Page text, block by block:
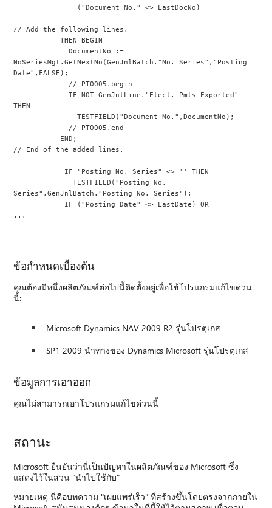
               ("Document No." <> LastDocNo)
// Add the following lines.
           THEN BEGIN
             DocumentNo :=
NoSeriesMgt.GetNextNo(GenJnlBatch."No. Series","Posting
Date",FALSE);
             // PT0005.begin
THEN
               TESTFIELD("Document No.",DocumentNo);
             // PT0005.end
           END;
// End of the added lines.
            IF "Posting No. Series" <> '' THEN
              TESTFIELD("Posting No.
Series",GenJnlBatch."Posting No. Series");
            IF ("Posting Date" <> LastDate) OR
...
ข้อกำหนดเบื้องต้น
คุณต้องมีหนึ่งผลิตภัณฑ์ต่อไปนี้ติดตั้งอยู่เพื่อใช้โปรแกรมแก้ไขด่วน
นี้:
Microsoft Dynamics NAV 2009 R2 รุ่นโปรตุเกส
SP1 2009 นำทางของ Dynamics Microsoft รุ่นโปรตุเกส
ข้อมูลการเอาออก
คุณไม่สามารถเอาโปรแกรมแก้ไขด่วนนี้
สถานะ
Microsoft ยืนยันว่านี่เป็นปัญหาในผลิตภัณฑ์ของ Microsoft ซึ่ง
แสดงไว้ในส่วน "นำไปใช้กับ"
หมายเหตุ นี่คือบทความ "เผยแพร่เร็ว" ที่สร้างขึ้นโดยตรงจากภายใน